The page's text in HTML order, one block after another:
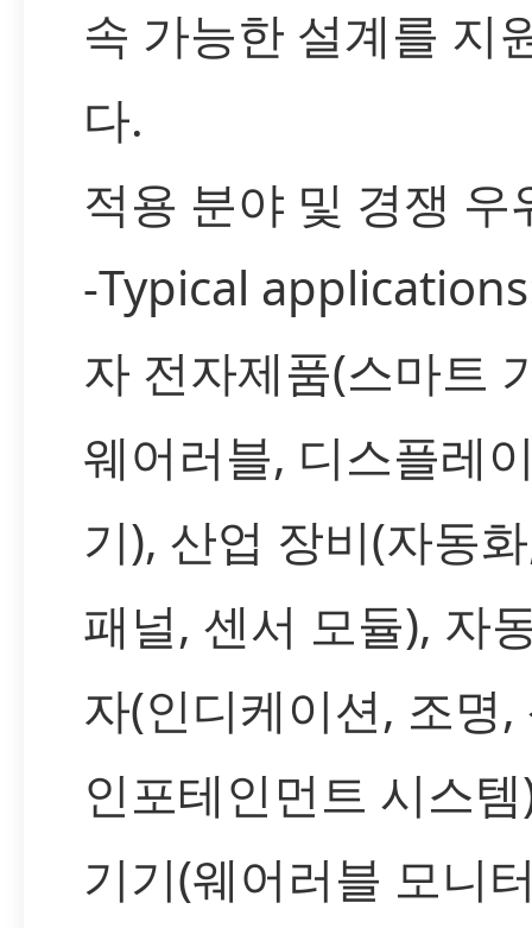
속 가능한 설계를 지
다.
적용 분야 및 경쟁 우
-Typical
자 전자제품(스마트
웨어러블, 디스플레
기), 산업 장비(자동
패널, 센서 모듈), 자
자(인디케이션, 조명,
인포테인먼트 시스
기기(웨어러블 모니